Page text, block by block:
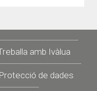
amb Ivàlua
Protecció de dades